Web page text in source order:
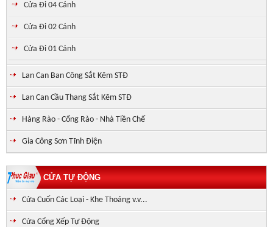
Cửa Đi 04 Cánh
Cửa Đi 02 Cánh
Cửa Đi 01 Cánh
Lan Can Ban Công Sắt Kẽm STĐ
Lan Can Cầu Thang Sắt Kẽm STĐ
Hàng Rào - Cổng Rào - Nhà Tiền Chế
Gia Công Sơn Tĩnh Điện
CỬA TỰ ĐỘNG
Cửa Cuốn Các Loại - Khe Thoáng v.v...
Cửa Cổng Xếp Tự Động